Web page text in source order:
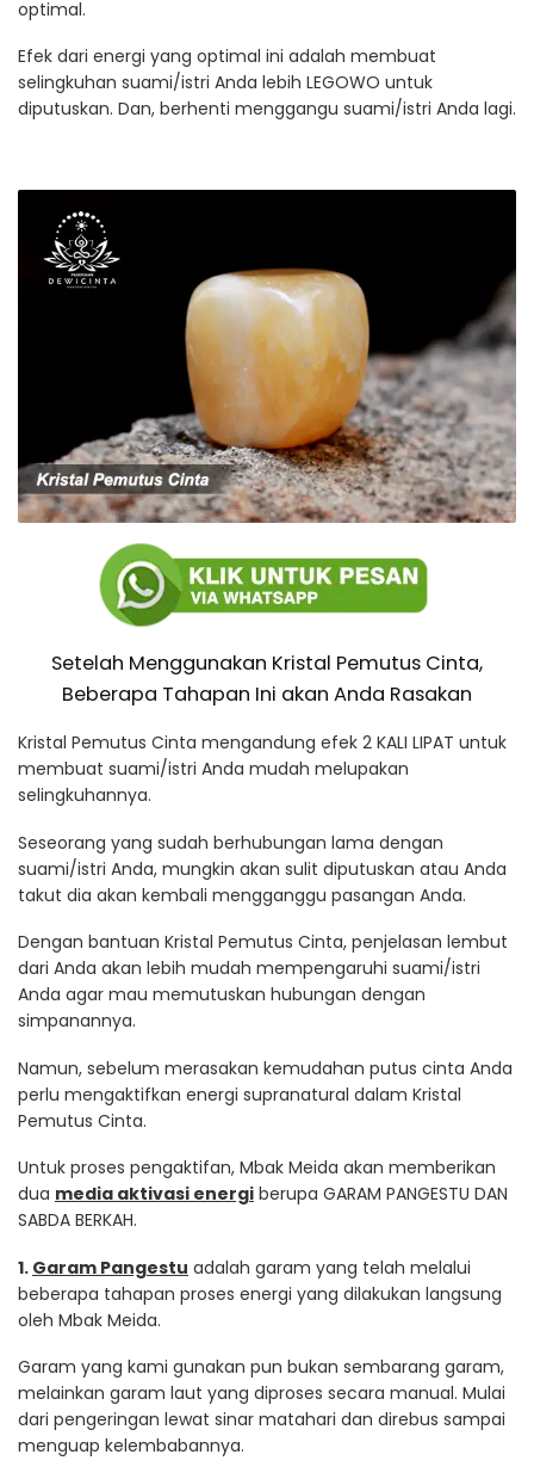
optimal.
Efek dari energi yang optimal ini adalah membuat
selingkuhan suami/istri Anda lebih LEGOWO untuk
diputuskan. Dan, berhenti menggangu suami/istri Anda lagi.
Setelah Menggunakan Kristal Pemutus Cinta,
Beberapa Tahapan Ini akan Anda Rasakan
Kristal Pemutus Cinta mengandung efek 2 KALI LIPAT untuk
membuat suami/istri Anda mudah melupakan
selingkuhannya.
Seseorang yang sudah berhubungan lama dengan
suami/istri Anda, mungkin akan sulit diputuskan atau Anda
takut dia akan kembali mengganggu pasangan Anda.
Dengan bantuan Kristal Pemutus Cinta, penjelasan lembut
dari Anda akan lebih mudah mempengaruhi suami/istri
Anda agar mau memutuskan hubungan dengan
simpanannya.
Namun, sebelum merasakan kemudahan putus cinta Anda
perlu mengaktifkan energi supranatural dalam Kristal
Pemutus Cinta.
Untuk proses pengaktifan, Mbak Meida akan memberikan
dua media aktivasi energi berupa GARAM PANGESTU DAN
SABDA BERKAH.
1. Garam Pangestu adalah garam yang telah melalui
beberapa tahapan proses energi yang dilakukan langsung
oleh Mbak Meida.
Garam yang kami gunakan pun bukan sembarang garam,
melainkan garam laut yang diproses secara manual. Mulai
dari pengeringan lewat sinar matahari dan direbus sampai
menguap kelembabannya.